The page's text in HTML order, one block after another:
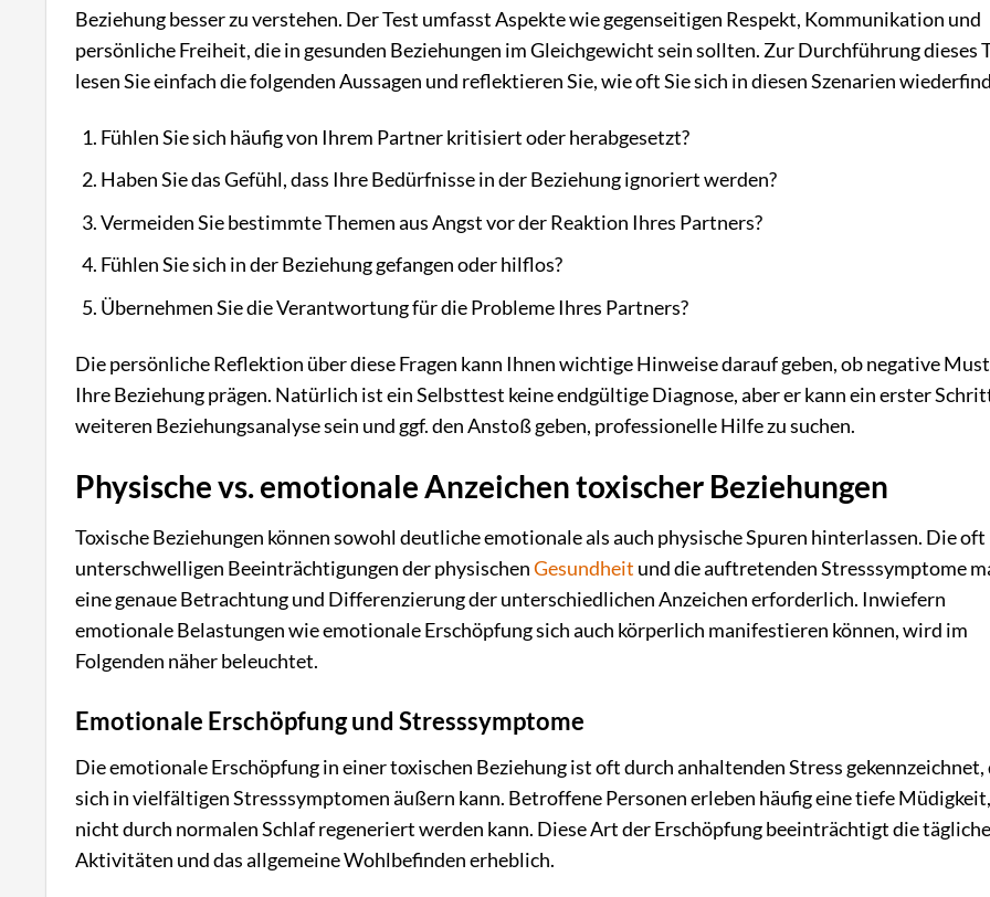
Beziehung besser zu verstehen. Der Test umfasst Aspekte wie gegenseitigen Respekt, Kommunikation und
persönliche Freiheit, die in gesunden Beziehungen im Gleichgewicht sein sollten. Zur Durchführung dieses
lesen Sie einfach die folgenden Aussagen und reflektieren Sie, wie oft Sie sich in diesen Szenarien
Fühlen Sie sich häufig von Ihrem Partner kritisiert oder herabgesetzt?
Haben Sie das Gefühl, dass Ihre Bedürfnisse in der Beziehung ignoriert werden?
Vermeiden Sie bestimmte Themen aus Angst vor der Reaktion Ihres Partners?
Fühlen Sie sich in der Beziehung gefangen oder hilflos?
Übernehmen Sie die Verantwortung für die Probleme Ihres Partners?
Die persönliche Reflektion über diese Fragen kann Ihnen wichtige Hinweise darauf geben, ob negative
Ihre Beziehung prägen. Natürlich ist ein Selbsttest keine endgültige Diagnose, aber er kann ein erster
weiteren Beziehungsanalyse sein und ggf. den Anstoß geben, professionelle Hilfe zu suchen.
Physische vs. emotionale Anzeichen toxischer Beziehungen
Toxische Beziehungen können sowohl deutliche emotionale als auch physische Spuren hinterlassen. Die oft
unterschwelligen Beeinträchtigungen der physischenGesundheit und die auftretenden Stresssymptome
eine genaue Betrachtung und Differenzierung der unterschiedlichen Anzeichen erforderlich. Inwiefern
emotionale Belastungen wie emotionale Erschöpfung sich auch körperlich manifestieren können, wird im
Folgenden näher beleuchtet.
Emotionale Erschöpfung und Stresssymptome
Die emotionale Erschöpfung in einer toxischen Beziehung ist oft durch anhaltenden Stress gekennzeichnet,
sich in vielfältigen Stresssymptomen äußern kann. Betroffene Personen erleben häufig eine tiefe
nicht durch normalen Schlaf regeneriert werden kann. Diese Art der Erschöpfung beeinträchtigt die
Aktivitäten und das allgemeine Wohlbefinden erheblich.